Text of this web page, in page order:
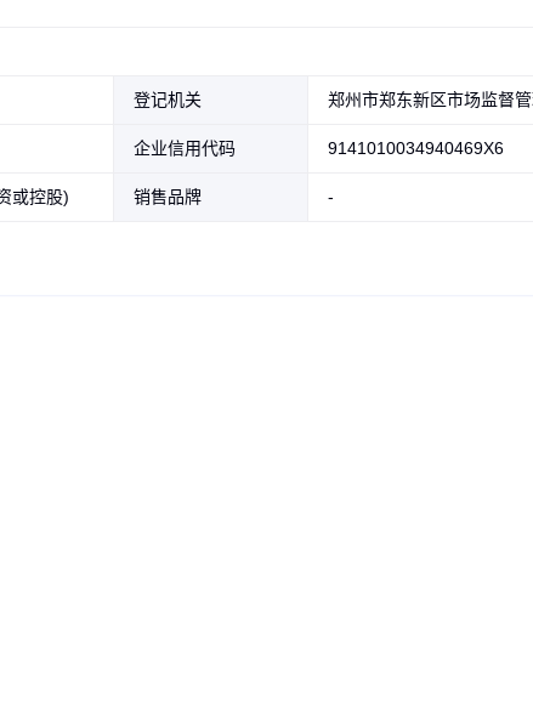
登记机关 郑州市郑东新区市场监督
企业信用代码 9141010034940469X6
或控股) 销售品牌 -